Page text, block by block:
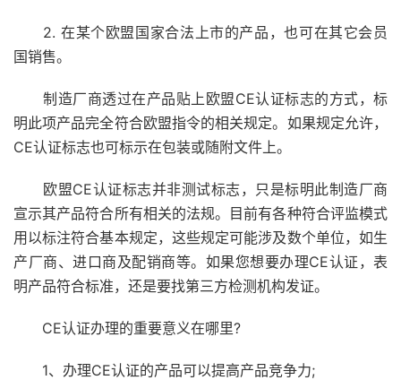
2. 在某个欧盟国家合法上市的产品，也可在其它会员
国销售。
制造厂商透过在产品贴上欧盟CE认证标志的方式，标
明此项产品完全符合欧盟指令的相关规定。如果规定允许，
CE认证标志也可标示在包装或随附文件上。
欧盟CE认证标志并非测试标志，只是标明此制造厂商
宣示其产品符合所有相关的法规。目前有各种符合评监模式
用以标注符合基本规定，这些规定可能涉及数个单位，如生
产厂商、进口商及配销商等。如果您想要办理CE认证，表
明产品符合标准，还是要找第三方检测机构发证。
CE认证办理的重要意义在哪里?
1、办理CE认证的产品可以提高产品竞争力;